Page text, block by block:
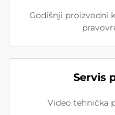
Godišnji proizvodni
Servis
Video tehnička